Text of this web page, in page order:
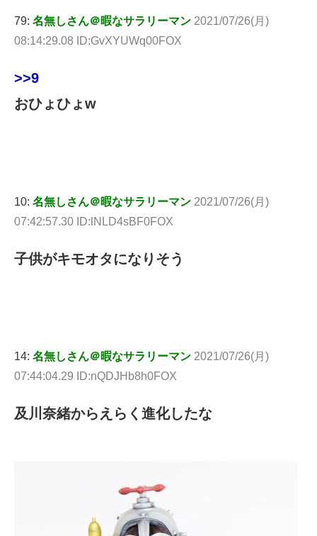
79: 名無しさん＠暇なサラリーマン 2021/07/26(月)
08:14:29.08 ID:GvXYUWq00FOX
>>9
おひょひょw
10: 名無しさん＠暇なサラリーマン 2021/07/26(月)
07:42:57.30 ID:lNLD4sBF0FOX
子供がキモオタになりそう
14: 名無しさん＠暇なサラリーマン 2021/07/26(月)
07:44:04.29 ID:nQDJHb8h0FOX
及川奈緒からえらく進化したな